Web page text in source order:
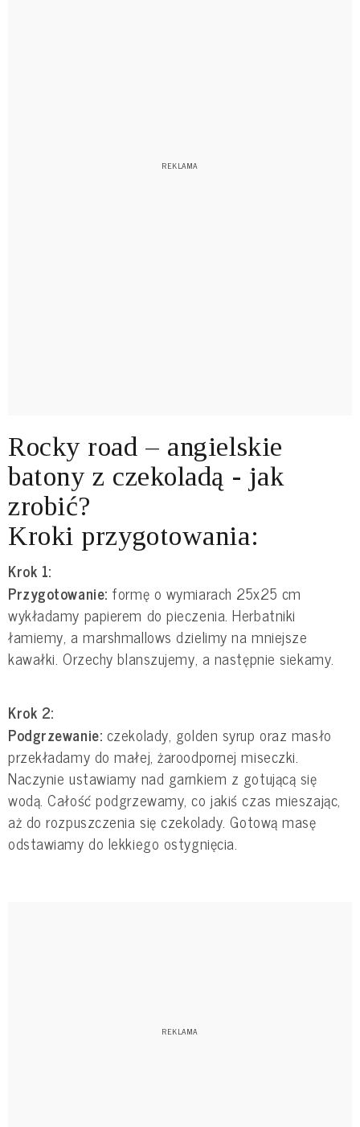
Rocky road – angielskie
batony z czekoladą - jak
zrobić?
Kroki przygotowania:
Krok 1:
Przygotowanie: formę o wymiarach 25x25 cm
wykładamy papierem do pieczenia. Herbatniki
łamiemy, a marshmallows dzielimy na mniejsze
kawałki. Orzechy blanszujemy, a następnie siekamy.
Krok 2:
Podgrzewanie: czekolady, golden syrup oraz masło
przekładamy do małej, żaroodpornej miseczki.
Naczynie ustawiamy nad garnkiem z gotującą się
wodą. Całość podgrzewamy, co jakiś czas mieszając,
aż do rozpuszczenia się czekolady. Gotową masę
odstawiamy do lekkiego ostygnięcia.